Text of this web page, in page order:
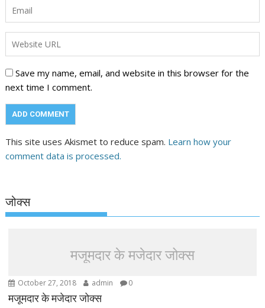
Save my name, email, and website in this browser for the
next time I comment.
This site uses Akismet to reduce spam. Learn how your
comment data is processed.
जोक्स
मजूमदार के मजेदार जोक्स
October 27, 2018 admin 0
मजूमदार के मजेदार जोक्स